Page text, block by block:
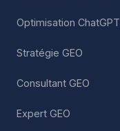
Optimisation ChatGPT
Stratégie GEO
Consultant GEO
Expert GEO